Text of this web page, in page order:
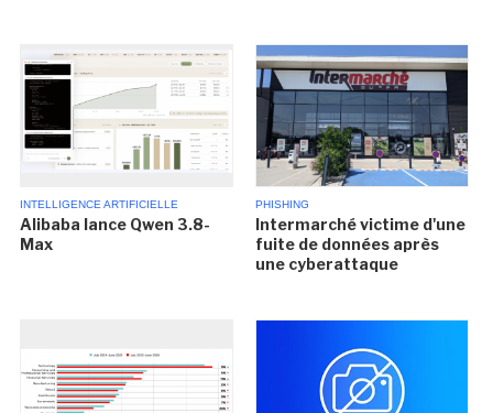
INTELLIGENCE ARTIFICIELLE
Alibaba lance Qwen 3.8-
Max
PHISHING
Intermarché victime d'une
fuite de données après
une cyberattaque